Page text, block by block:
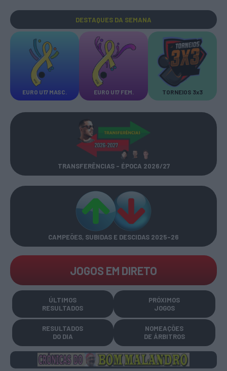
DESTAQUES DA SEMANA
EURO U17 MASC. EURO U17 FEM. TORNEIOS 3x3
TRANSFERÊNCIAS - ÉPOCA 2026/27
CAMPEÕES, SUBIDAS E DESCIDAS 2025-26
JOGOS EM DIRETO
ÚLTIMOS
RESULTADOS
PRÓXIMOS
JOGOS
RESULTADOS
DO DIA
NOMEAÇÕES
DE ÁRBITROS